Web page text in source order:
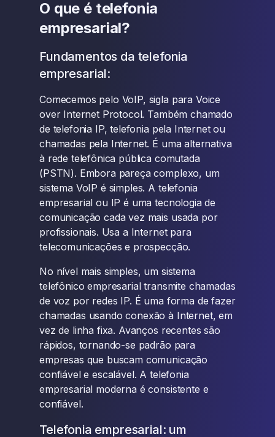
O que é telefonia
empresarial?
Fundamentos da telefonia
empresarial:
Comecemos pelo VoIP, sigla para Voice
over Internet Protocol. Também chamado
de telefonia IP, telefonia pela Internet ou
chamadas pela Internet. É uma alternativa
à rede telefônica pública comutada
(PSTN). Embora pareça complexo, um
sistema VoIP é simples. A telefonia
empresarial ou IP é uma tecnologia de
comunicação cada vez mais usada por
profissionais. Usa a Internet para
telecomunicações e prospecção.
No nível mais simples, um sistema
telefônico empresarial transmite chamadas
de voz por redes IP. É uma forma de fazer
chamadas usando conexão à Internet, em
vez de linha fixa. Avanços recentes são
rápidos, tornando-se padrão para
empresas que buscam comunicação
confiável e escalável. A telefonia
empresarial moderna é consistente e
confiável.
Telefonia empresarial: um